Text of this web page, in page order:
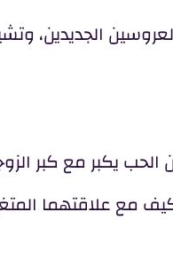
الجديدين،
الحب يكبر مع كبر
مع علاقتهما